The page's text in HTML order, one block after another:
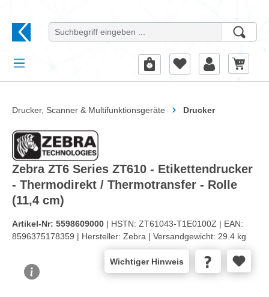
Drucker, Scanner & Multifunktionsgeräte Drucker
Zebra ZT6 Series ZT610 - Etikettendrucker
- Thermodirekt / Thermotransfer - Rolle
(11,4 cm)
Artikel-Nr: 5598609000 | HSTN: ZT61043-T1E0100Z | EAN:
8596375178359 | Hersteller: Zebra | Versandgewicht: 29.4 kg
Wichtiger Hinweis